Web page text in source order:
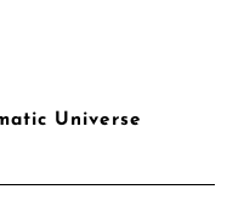
Universe